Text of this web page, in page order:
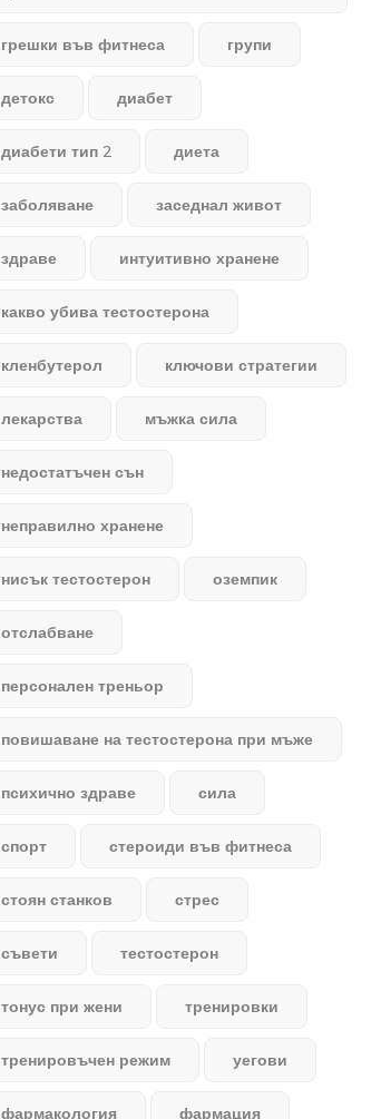
грешки във фитнеса групи
детокс диабет
диабети тип 2 диета
заболяване заседнал живот
здраве интуитивно хранене
какво убива тестостерона
кленбутерол ключови стратегии
лекарства мъжка сила
недостатъчен сън
неправилно хранене
нисък тестостерон оземпик
отслабване
персонален треньор
повишаване на тестостерона при мъже
психично здраве сила
спорт стероиди във фитнеса
стоян станков стрес
съвети тестостерон
тонус при жени тренировки
тренировъчен режим уегови
фармакология фармация